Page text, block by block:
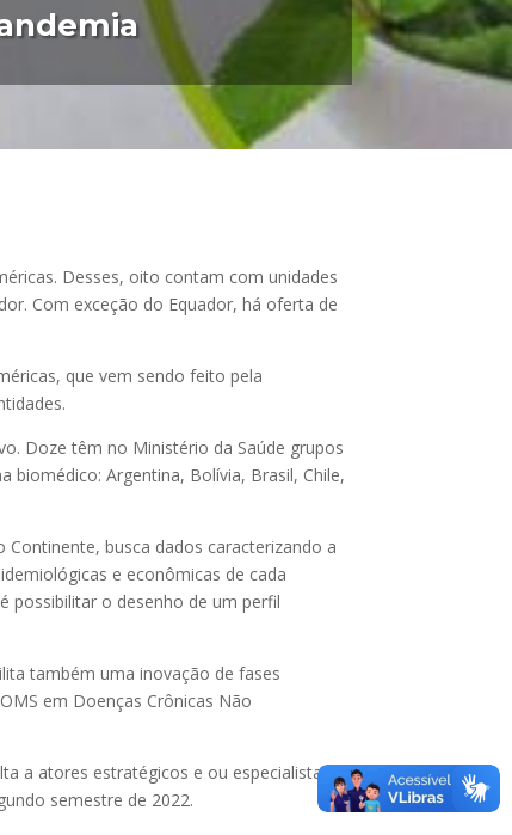
Desses, oito contam com unidades
Com exceção do Equador, há oferta de
que vem sendo feito pela
Doze têm no Ministério da Saúde grupos
biomédico: Argentina, Bolívia, Brasil, Chile,
busca dados caracterizando a
e econômicas de cada
possibilitar o desenho de um perfil
também uma inovação de fases
em Doenças Crônicas Não
a atores estratégicos e ou especialistas
semestre de 2022.